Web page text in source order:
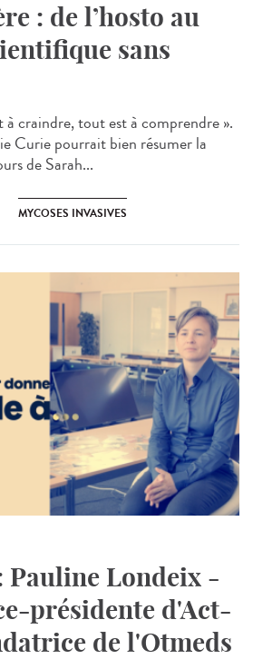
: de l’hosto au
sans
à craindre, tout est à comprendre ».
Curie pourrait bien résumer la
de Sarah...
MYCOSES INVASIVES
Pauline Londeix -
présidente d'Act-
de l'Otmeds